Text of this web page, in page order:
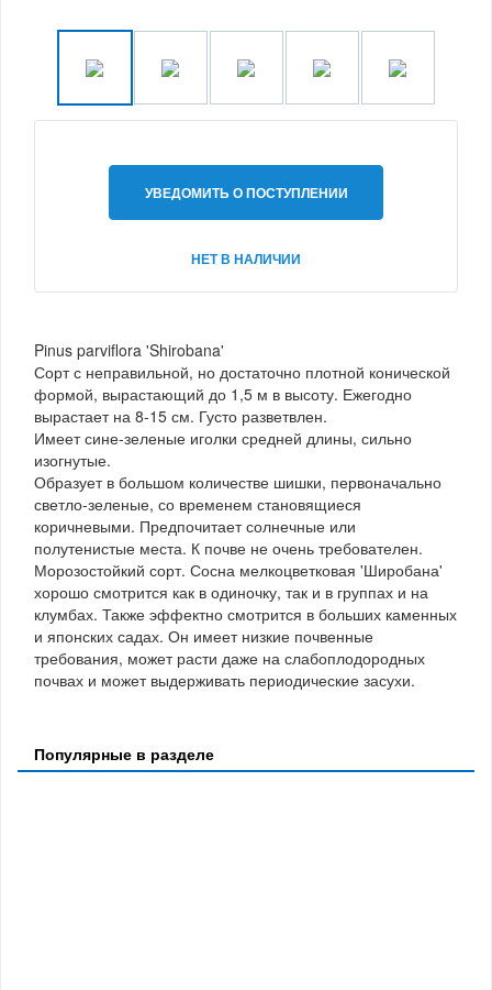
УВЕДОМИТЬ О ПОСТУПЛЕНИИ
НЕТ В НАЛИЧИИ
Pinus parviflora 'Shirobana'
Сорт с неправильной, но достаточно плотной конической
формой, вырастающий до 1,5 м в высоту. Ежегодно
вырастает на 8-15 см. Густо разветвлен.
Имеет сине-зеленые иголки средней длины, сильно
изогнутые.
Образует в большом количестве шишки, первоначально
светло-зеленые, со временем становящиеся
коричневыми. Предпочитает солнечные или
полутенистые места. К почве не очень требователен.
Морозостойкий сорт. Сосна мелкоцветковая 'Широбана'
хорошо смотрится как в одиночку, так и в группах и на
клумбах. Также эффектно смотрится в больших каменных
и японских садах. Он имеет низкие почвенные
требования, может расти даже на слабоплодородных
почвах и может выдерживать периодические засухи.
Популярные в разделе